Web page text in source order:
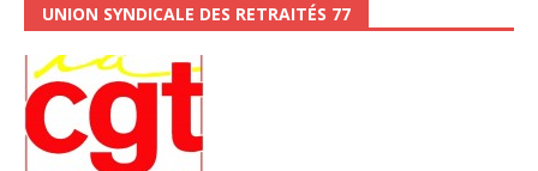
UNION SYNDICALE DES RETRAITÉS 77